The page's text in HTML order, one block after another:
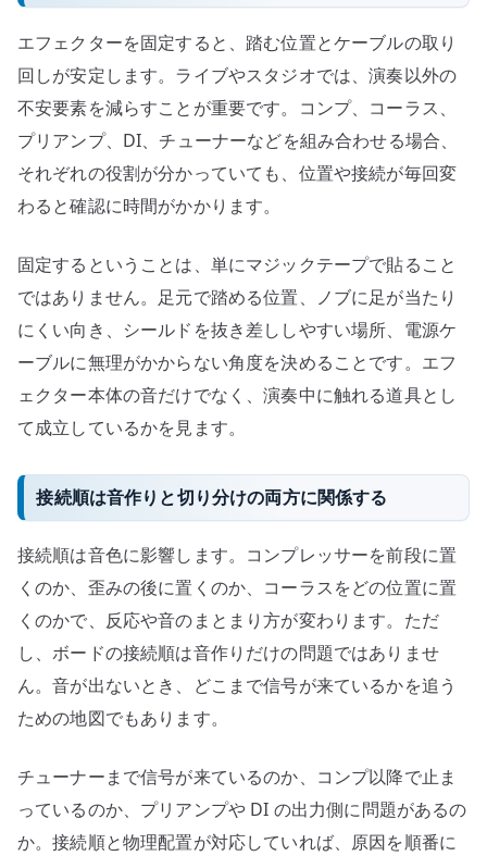
エフェクターを固定すると、踏む位置とケーブルの取り
回しが安定します。ライブやスタジオでは、演奏以外の
不安要素を減らすことが重要です。コンプ、コーラス、
プリアンプ、DI、チューナーなどを組み合わせる場合、
それぞれの役割が分かっていても、位置や接続が毎回変
わると確認に時間がかかります。
固定するということは、単にマジックテープで貼ること
ではありません。足元で踏める位置、ノブに足が当たり
にくい向き、シールドを抜き差ししやすい場所、電源ケ
ーブルに無理がかからない角度を決めることです。エフ
ェクター本体の音だけでなく、演奏中に触れる道具とし
て成立しているかを見ます。
接続順は音作りと切り分けの両方に関係する
接続順は音色に影響します。コンプレッサーを前段に置
くのか、歪みの後に置くのか、コーラスをどの位置に置
くのかで、反応や音のまとまり方が変わります。ただ
し、ボードの接続順は音作りだけの問題ではありませ
ん。音が出ないとき、どこまで信号が来ているかを追う
ための地図でもあります。
チューナーまで信号が来ているのか、コンプ以降で止ま
っているのか、プリアンプや DI の出力側に問題があるの
か。接続順と物理配置が対応していれば、原因を順番に